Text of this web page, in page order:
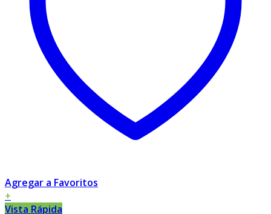
Agregar a Favoritos
+
Vista Rápida